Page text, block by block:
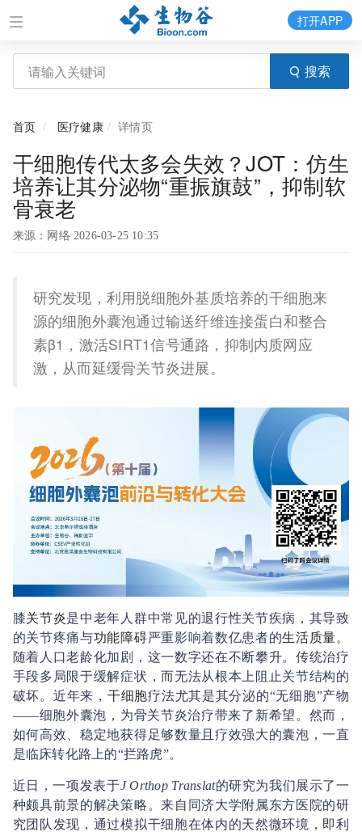
搜索
打开APP
首页 医疗健康 详情页
干细胞传代太多会失效？JOT：仿生
培养让其分泌物“重振旗鼓”，抑制软
骨衰老
来源：网络 2026-03-25 10:35
研究发现，利用脱细胞外基质培养的干细胞来
源的细胞外囊泡通过输送纤维连接蛋白和整合
素β1，激活SIRT1信号通路，抑制内质网应
激，从而延缓骨关节炎进展。
膝关节炎是中老年人群中常见的退行性关节疾病，其导致
的关节疼痛与功能障碍严重影响着数亿患者的生活质量。
随着人口老龄化加剧，这一数字还在不断攀升。传统治疗
手段多局限于缓解症状，而无法从根本上阻止关节结构的
破坏。近年来， 干细胞疗法尤其是其分泌的“无细胞”产物
——细胞外囊泡，为骨关节炎治疗带来了新希望。然而，
如何高效、稳定地获得足够数量且疗效强大的囊泡，一直
是临床转化路上的“拦路虎”。
近日，一项发表于J Orthop Translat的研究为我们展示了一
种颇具前景的解决策略。来自同济大学附属东方医院的研
究团队发现，通过模拟干细胞在体内的天然微环境，即利